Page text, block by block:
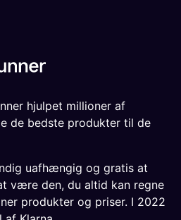
hjulpet millioner af
de bedste produkter til de
uafhængig og gratis at
være den, du altid kan regne
produkter og priser. I 2022